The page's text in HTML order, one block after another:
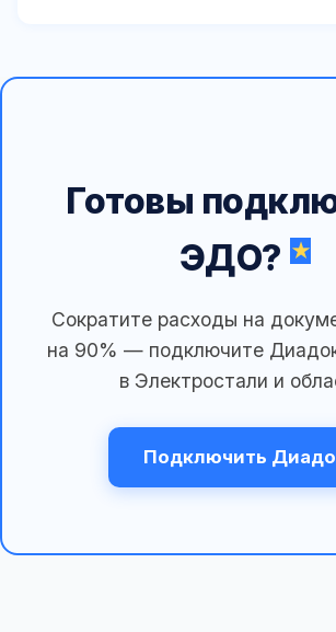
Готовы
ЭДО?
Сократите расходы на
на 90% — подключите
в Электростали и
Подключить